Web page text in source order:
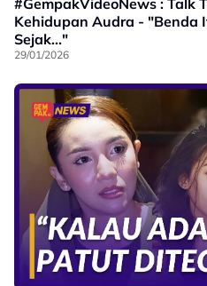
Kehidupan Audra - "Benda
Sejak..."
29/01/2026